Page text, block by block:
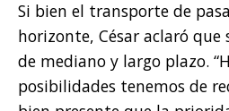
Si bien el transporte de
horizonte, César aclaró
de mediano y largo plazo.
posibilidades tenemos de